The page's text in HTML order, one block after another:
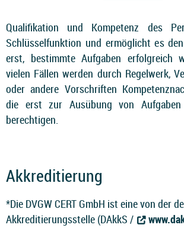
Qualifikation und Kompetenz des
Schlüsselfunktion und ermöglicht es
erst, bestimmte Aufgaben erfolgreich
vielen Fällen werden durch Regelwerk,
oder andere Vorschriften
die erst zur Ausübung von Aufgaben
berechtigen.
Akkreditierung
*Die DVGW CERT GmbH ist eine von der
Akkreditierungsstelle (DAkkS /